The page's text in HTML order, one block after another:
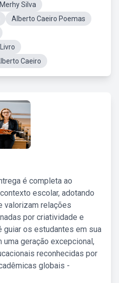
Silva
Alberto Caeiro Poemas
Caeiro
é completa ao
escolar, adotando
valorizam relações
por criatividade e
guiar os estudantes em sua
uma geração excepcional,
reconhecidas por
globais -